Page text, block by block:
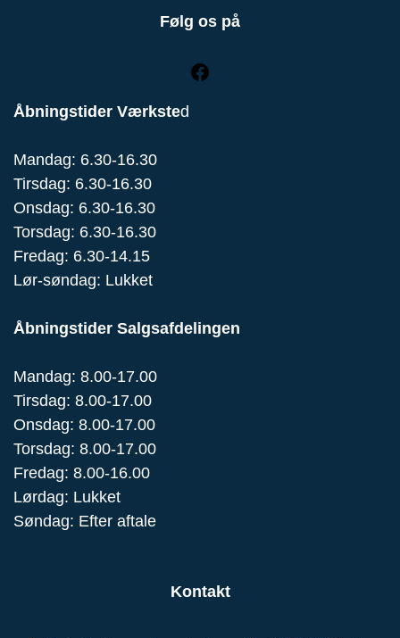
Følg os på
Åbningstider Værksted
Mandag: 6.30-16.30
Tirsdag: 6.30-16.30
Onsdag: 6.30-16.30
Torsdag: 6.30-16.30
Fredag: 6.30-14.15
Lør-søndag: Lukket
Åbningstider Salgsafdelingen
Mandag: 8.00-17.00
Tirsdag: 8.00-17.00
Onsdag: 8.00-17.00
Torsdag: 8.00-17.00
Fredag: 8.00-16.00
Lørdag: Lukket
Søndag: Efter aftale
Kontakt